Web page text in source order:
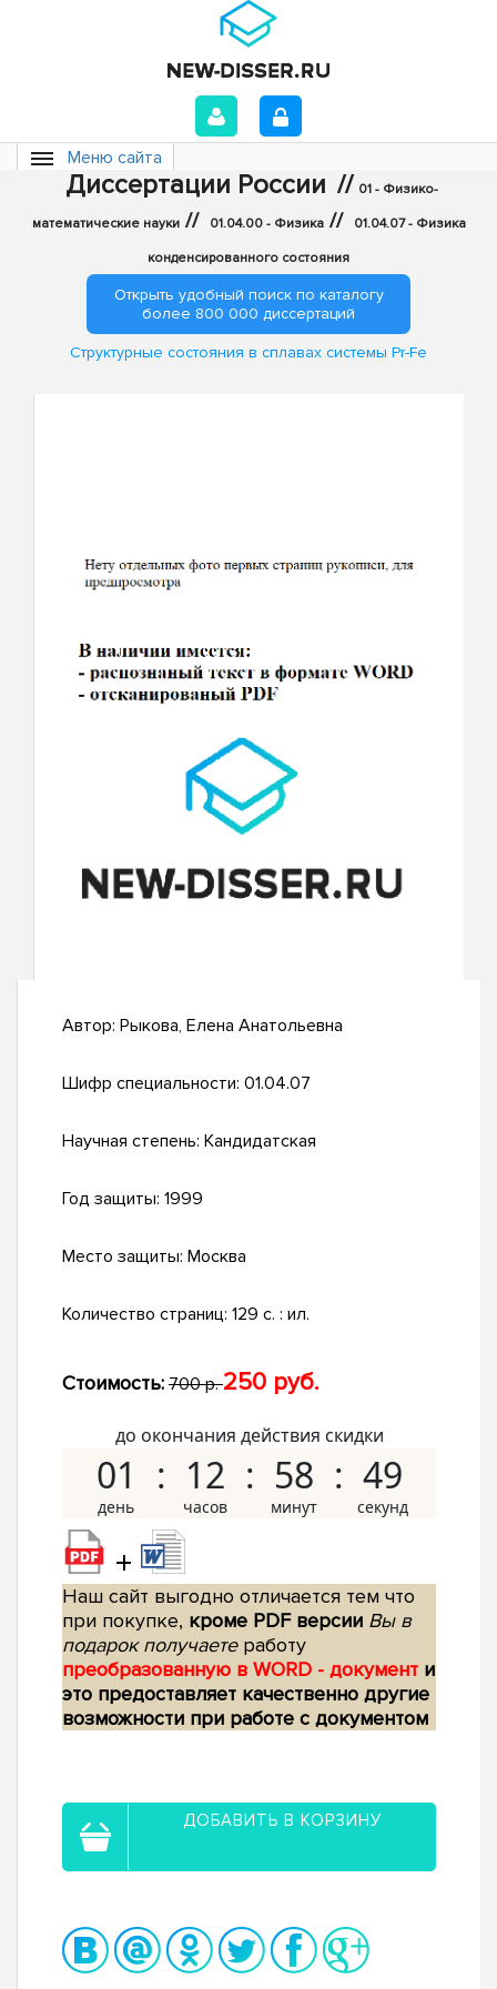
Меню сайта
Диссертации России // 01 - Физико-
математические науки // 01.04.00 - Физика // 01.04.07 - Физика
конденсированного состояния
Открыть удобный поиск по каталогу
более 800 000 диссертаций
Структурные состояния в сплавах системы Pr-Fe
Автор: Рыкова, Елена Анатольевна
Шифр специальности: 01.04.07
Научная степень: Кандидатская
Год защиты: 1999
Место защиты: Москва
Количество страниц: 129 с. : ил.
Стоимость: 700 р.250 руб.
до окончания действия скидки
01 12 58 48
+
Наш сайт выгодно отличается тем что
при покупке, кроме PDF версии Вы в
подарок получаетеработу
преобразованную в WORD - документ и
это предоставляет качественно другие
возможности при работе с документом
ДОБАВИТЬ В КОРЗИНУ